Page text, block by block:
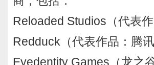
Reloaded Studios（代表
Redduck（代表作品：腾
Eyedentity Games（龙之